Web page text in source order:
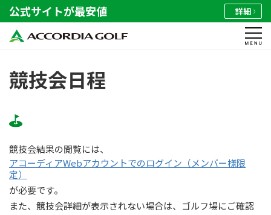
公式サイトが最安値 詳細
競技会日程
競技会結果の閲覧には、
アコーディアWebアカウントでのログイン（メンバー様限
定）
が必要です。
また、競技会詳細が表示されない場合は、ゴルフ場にご確認